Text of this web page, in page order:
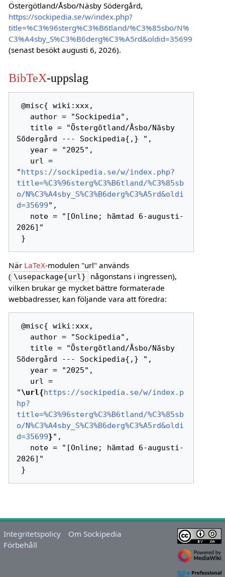
Östergötland/Åsbo/Näsby Södergård,
https://sockipedia.se/w/index.php?
title=%C3%96sterg%C3%B6tland/%C3%85sbo/N%
C3%A4sby_S%C3%B6derg%C3%A5rd&oldid=35699
(senast besökt augusti 6, 2026).
BibTeX-uppslag
@misc{ wiki:xxx,
Södergård --- Sockipedia{,} ",
"https://sockipedia.se/w/index.php?
title=%C3%96sterg%C3%B6tland/%C3%85sb
o/N%C3%A4sby_S%C3%B6derg%C3%A5rd&oldi
d=35699",
2026]"
När LaTeX-modulen "url" används
( \usepackage{url}
någonstans i ingressen),
vilken brukar ge mycket bättre formaterade
webbadresser, kan följande vara att föredra:
@misc{ wiki:xxx,
Södergård --- Sockipedia{,} ",
"\url{https://sockipedia.se/w/index.p
hp?
title=%C3%96sterg%C3%B6tland/%C3%85sb
o/N%C3%A4sby_S%C3%B6derg%C3%A5rd&oldi
d=35699}",
2026]"
Integritetspolicy
Om Sockipedia
Förbehåll